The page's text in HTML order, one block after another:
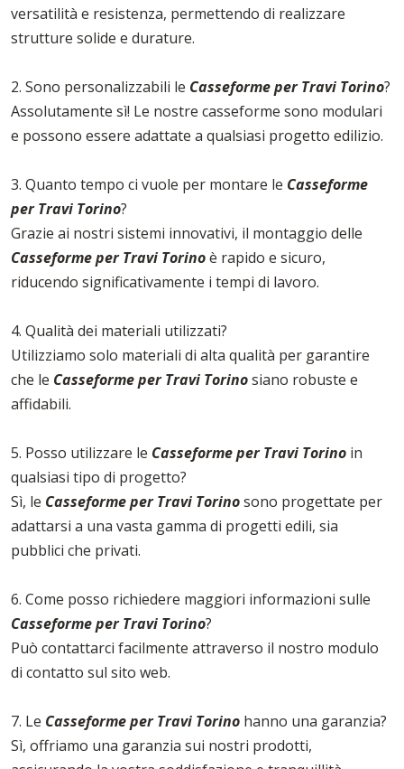
versatilità e resistenza, permettendo di realizzare
strutture solide e durature.
2. Sono personalizzabili le Casseforme per Travi Torino?
Assolutamente sì! Le nostre casseforme sono modulari
e possono essere adattate a qualsiasi progetto edilizio.
3. Quanto tempo ci vuole per montare le Casseforme
per Travi Torino?
Grazie ai nostri sistemi innovativi, il montaggio delle
Casseforme per Travi Torinoè rapido e sicuro,
riducendo significativamente i tempi di lavoro.
4. Qualità dei materiali utilizzati?
Utilizziamo solo materiali di alta qualità per garantire
che le Casseforme per Travi Torinosiano robuste e
affidabili.
5. Posso utilizzare le Casseforme per Travi Torino in
qualsiasi tipo di progetto?
Sì, le Casseforme per Travi Torinosono progettate per
adattarsi a una vasta gamma di progetti edili, sia
pubblici che privati.
6. Come posso richiedere maggiori informazioni sulle
Casseforme per Travi Torino?
Può contattarci facilmente attraverso il nostro modulo
di contatto sul sito web.
7. Le Casseforme per Travi Torino hanno una garanzia?
Sì, offriamo una garanzia sui nostri prodotti,